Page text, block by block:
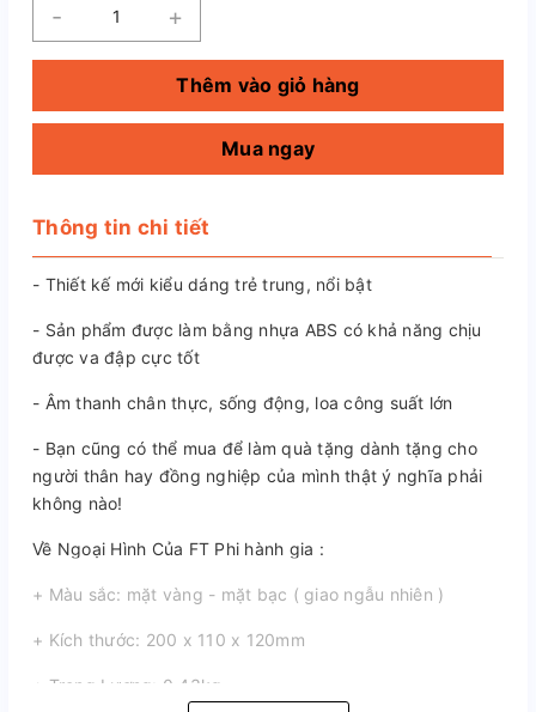
- +
Thêm vào giỏ hàng
Mua ngay
Thông tin chi tiết
- Thiết kế mới kiểu dáng trẻ trung, nổi bật
- Sản phẩm được làm bằng nhựa ABS có khả năng chịu
được va đập cực tốt
- Âm thanh chân thực, sống động, loa công suất lớn
- Bạn cũng có thể mua để làm quà tặng dành tặng cho
người thân hay đồng nghiệp của mình thật ý nghĩa phải
không nào!
Về Ngoại Hình Của FT Phi hành gia :
+ Màu sắc: mặt vàng - mặt bạc ( giao ngẫu nhiên )
+ Kích thước: 200 x 110 x 120mm
+ Trọng Lượng: 0.43kg